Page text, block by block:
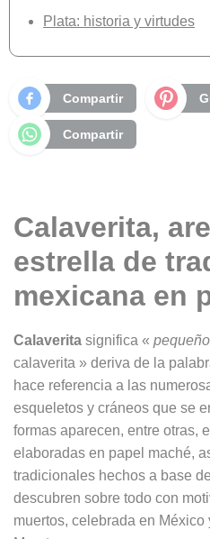
Plata: historia y virtudes
Compartir
Compartir
Calaverita,
estrella de
mexicana en
Calaverita significa «
calaverita » deriva de la
hace referencia a las
esqueletos y cráneos que se
formas aparecen, entre otras,
elaboradas en papel maché,
tradicionales hechos a base
descubren sobre todo con
muertos, celebrada en